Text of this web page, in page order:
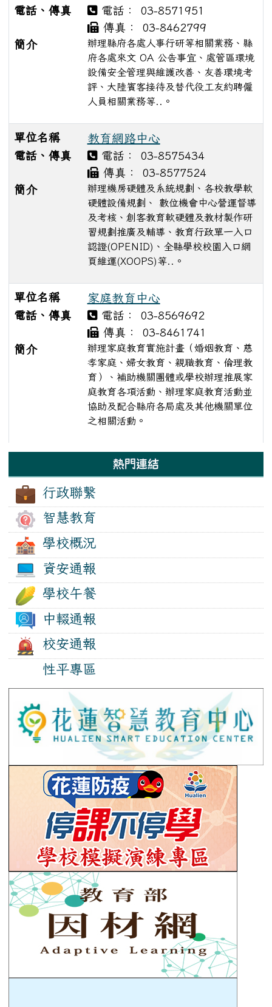
單位列表
電話、傳真
電話： 03-8571951
傳真： 03-8462799
簡介
辦理縣府各處人事行研等相關業務、縣
府各處來文 OA 公告事宜、處管區環境
設備安全管理與維護改善、友善環境考
評、大陸賓客接待及替代役工友約聘僱
人員相關業務等..。
單位名稱 教育網路中心
電話、傳真
電話： 03-8575434
傳真： 03-8577524
簡介
辦理機房硬體及系統規劃、各校教學軟
硬體設備規劃、 數位機會中心營運督導
及考核、創客教育軟硬體及教材製作研
習規劃推廣及輔導、教育行政單一入口
認證(OPENID)、全縣學校校園入口網
頁維運(XOOPS)等..。
單位名稱 家庭教育中心
電話、傳真
電話： 03-8569692
傳真： 03-8461741
簡介
辦理家庭教育實施計畫（婚姻教育、慈
孝家庭、婦女教育、親職教育、倫理教
育）、補助機關團體或學校辦理推展家
庭教育各項活動、辦理家庭教育活動並
協助及配合縣府各局處及其他機關單位
之相關活動。
熱門連結
行政聯繫
智慧教育
學校概況
資安通報
學校午餐
中輟通報
校安通報
性平專區